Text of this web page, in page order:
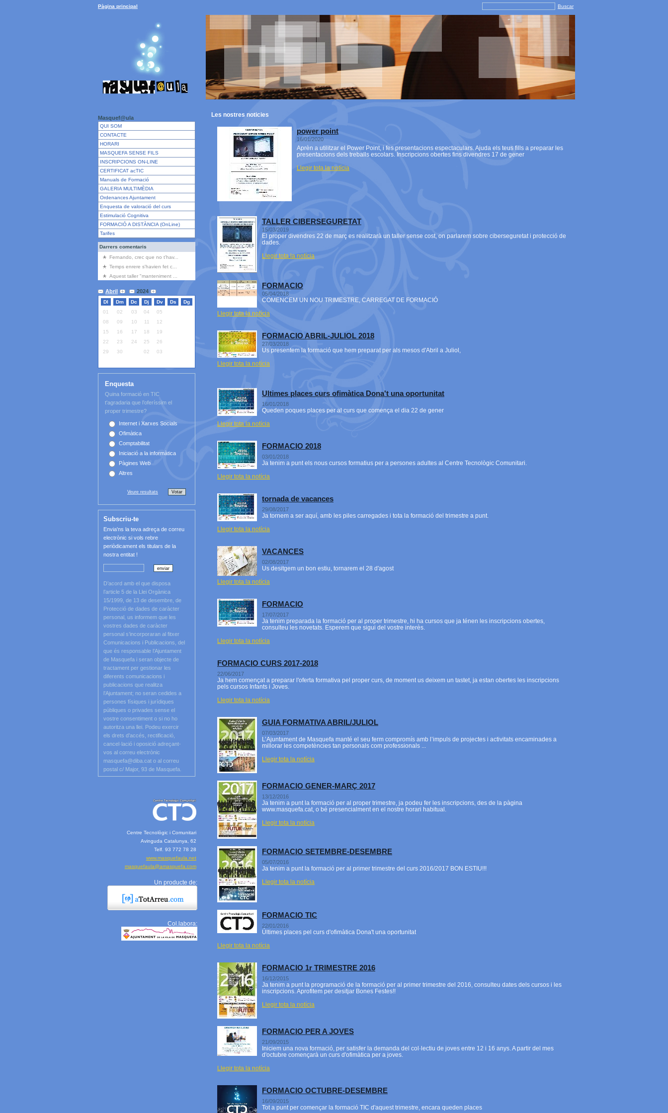
Pàgina principal Buscar
Masquef@ula
QUI SOM
CONTACTE
HORARI
MASQUEFA SENSE FILS
INSCRIPCIONS ON-LINE
CERTIFICAT acTIC
Manuals de Formació
GALERIA MULTIMÈDIA
Ordenances Ajuntament
Enquesta de valoració del curs
Estimulació Cognitiva
FORMACIÓ A DISTÀNCIA (OnLine)
Tarifes
Darrers comentaris
Fernando, crec que no t'hav...
Temps enrere s'havien fet c...
Aquest taller "manteniment ...
Abril 2024
Dl Dm Dc Dj Dv Ds
Dg
01
02 03 04 05
08
09 10 11 12
15
16 17 18 19
22
23 24 25 26
29
30 02 03
Enquesta
Quina formació en TIC
t'agradaria que l’oferíssim el
proper trimestre?
Internet i Xarxes Socials
Ofimàtica
Comptabilitat
Iniciació a la informàtica
Pàgines Web
Altres
Veure resultats
Subscriu-te
Envia'ns la teva adreça de correu
electrònic si vols rebre
periòdicament els titulars de la
nostra entitat !
D’acord amb el que disposa
l’article 5 de la Llei Orgànica
15/1999, de 13 de desembre, de
Protecció de dades de caràcter
personal, us informem que les
vostres dades de caràcter
personal s’incorporaran al fitxer
Comunicacions i Publicacions, del
que és responsable l’Ajuntament
de Masquefa i seran objecte de
tractament per gestionar les
diferents comunicacions i
publicacions que realitza
l’Ajuntament; no seran cedides a
persones físiques i jurídiques
públiques o privades sense el
vostre consentiment o si no ho
autoritza una llei. Podeu exercir
els drets d’accés, rectificació,
cancel·lació i oposició adreçant-
vos al correu electrònic
masquefa@diba.cat o al correu
postal c/ Major, 93 de Masquefa.
Centre Tecnològic i Comunitari
Avinguda Catalunya, 62
Telf. 93 772 78 28
www.masquefaula.net
masquefaula@amasquefa.com
Un producte de:
Col.labora:
Les nostres noticies
power point
16/01/2020
Aprèn a utilitzar el Power Point, i fes presentacions espectaculars. Ajuda els teus fills a preparar les
presentacions dels treballs escolars. Inscripcions obertes fins divendres 17 de gener
Llegir tota la notícia
TALLER CIBERSEGURETAT
15/03/2019
El proper divendres 22 de març es realitzarà un taller sense cost, on parlarem sobre ciberseguretat i protecció de
dades.
Llegir tota la notícia
FORMACIO
05/04/2018
COMENCEM UN NOU TRIMESTRE, CARREGAT DE FORMACIÓ
Llegir tota la notícia
FORMACIO ABRIL-JULIOL 2018
27/03/2018
Us presentem la formació que hem preparat per als mesos d'Abril a Juliol,
Llegir tota la notícia
Ultimes places curs ofimàtica Dona't una oportunitat
16/01/2018
Queden poques places per al curs que comença el dia 22 de gener
Llegir tota la notícia
FORMACIO 2018
03/01/2018
Ja tenim a punt els nous cursos formatius per a persones adultes al Centre Tecnològic Comunitari.
Llegir tota la notícia
tornada de vacances
29/08/2017
Ja tornem a ser aquí, amb les piles carregades i tota la formació del trimestre a punt.
Llegir tota la notícia
VACANCES
02/08/2017
Us desitgem un bon estiu, tornarem el 28 d'agost
Llegir tota la notícia
FORMACIO
17/07/2017
Ja tenim preparada la formació per al proper trimestre, hi ha cursos que ja ténen les inscripcions obertes,
consulteu les novetats. Esperem que sigui del vostre interès.
Llegir tota la notícia
FORMACIO CURS 2017-2018
22/06/2017
Ja hem començat a preparar l'oferta formativa pel proper curs, de moment us deixem un tastet, ja estan obertes les inscripcions
pels cursos Infants i Joves.
Llegir tota la notícia
GUIA FORMATIVA ABRIL/JULIOL
07/03/2017
L’Ajuntament de Masquefa manté el seu ferm compromís amb l’impuls de projectes i activitats encaminades a
millorar les competències tan personals com professionals ...
Llegir tota la notícia
FORMACIO GENER-MARÇ 2017
13/12/2016
Ja tenim a punt la formació per al proper trimestre, ja podeu fer les inscripcions, des de la pàgina
www.masquefa.cat, o bé presencialment en el nostre horari habitual.
Llegir tota la notícia
FORMACIO SETEMBRE-DESEMBRE
05/07/2016
Ja tenim a punt la formació per al primer trimestre del curs 2016/2017 BON ESTIU!!!
Llegir tota la notícia
FORMACIO TIC
22/01/2016
Últimes places pel curs d'ofimàtica Dona't una oportunitat
Llegir tota la notícia
FORMACIO 1r TRIMESTRE 2016
16/12/2015
Ja tenim a punt la programació de la formació per al primer trimestre del 2016, consulteu dates dels cursos i les
inscripcions. Aprofitem per desitjar Bones Festes!!
Llegir tota la notícia
FORMACIO PER A JOVES
21/09/2015
Iniciem una nova formació, per satisfer la demanda del col·lectiu de joves entre 12 i 16 anys. A partir del mes
d'octubre començarà un curs d'ofimàtica per a joves.
Llegir tota la notícia
FORMACIO OCTUBRE-DESEMBRE
16/09/2015
Tot a punt per començar la formació TIC d'aquest trimestre, encara queden places